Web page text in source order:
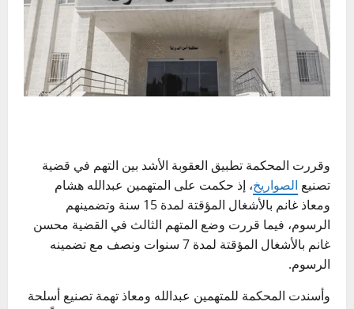
وقررت المحكمة تطبيق العقوبة الأشد بين التهم في قضية
تصنيع الصواريخ، إذ حكمت على المتهمين عبدالله هشام
ومعاذ غانم بالأشغال المؤقتة لمدة 15 سنة وتضمينهم
الرسوم، فيما قررت وضع المتهم الثالث في القضية محسن
غانم بالأشغال المؤقتة لمدة 7 سنوات ونصف مع تضمينه
الرسوم.
وأسندت المحكمة للمتهمين عبدالله ومعاذ تهمة تصنيع أسلحة